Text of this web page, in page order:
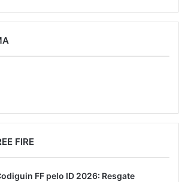
FIRE
FF pelo ID 2026: Resgate